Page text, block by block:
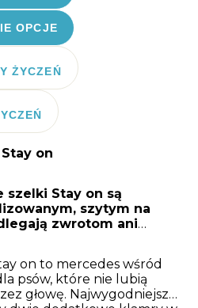
OPCJE
ŻYCZEŃ
on
szelki Stay on są
szytym na
zwrotom ani
on to mercedes wśród
psów, które nie lubią
głowę. Najwygodniejsze